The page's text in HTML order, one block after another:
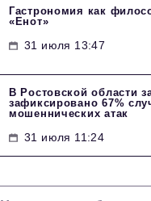
Гастрономия как
«Енот»
31 июля 13:47
В Ростовской области
зафиксировано 67%
мошеннических атак
31 июля 11:24